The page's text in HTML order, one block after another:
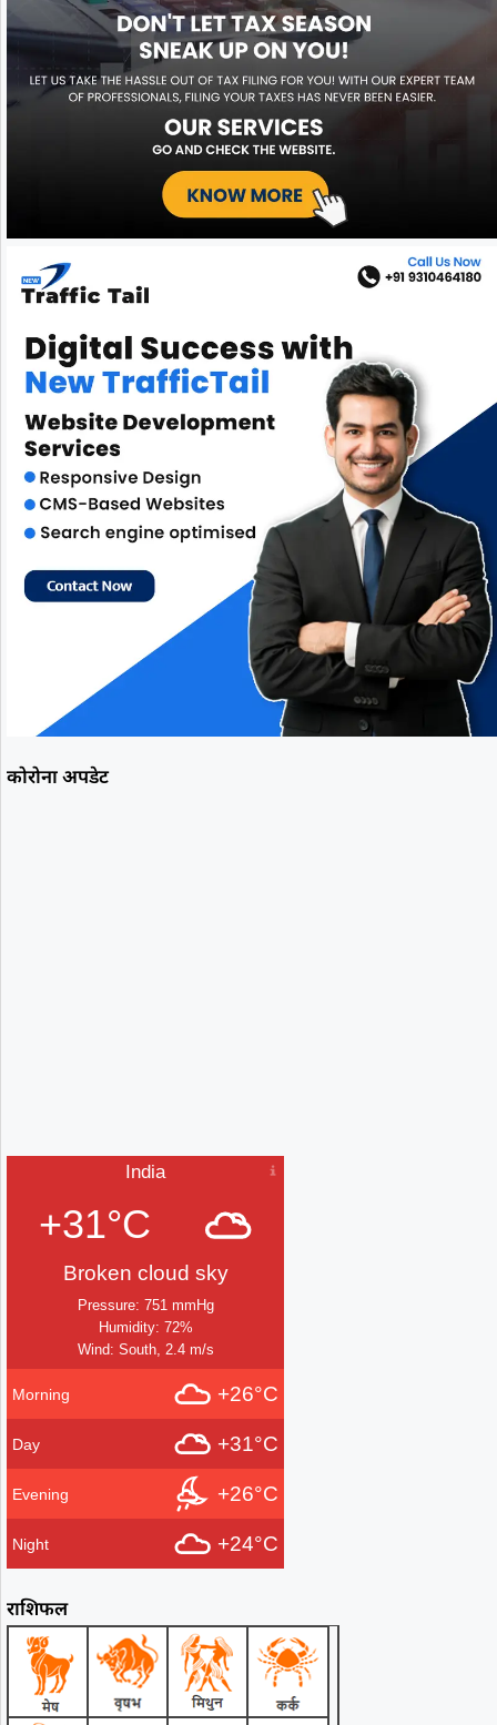
कोरोना अपडेट
India
+31°C
Broken cloud sky
Pressure: 751 mmHg
Humidity: 72%
Wind: South, 2.4 m/s
Morning +26°C
Day +31°C
Evening +26°C
Night +24°C
राशिफल